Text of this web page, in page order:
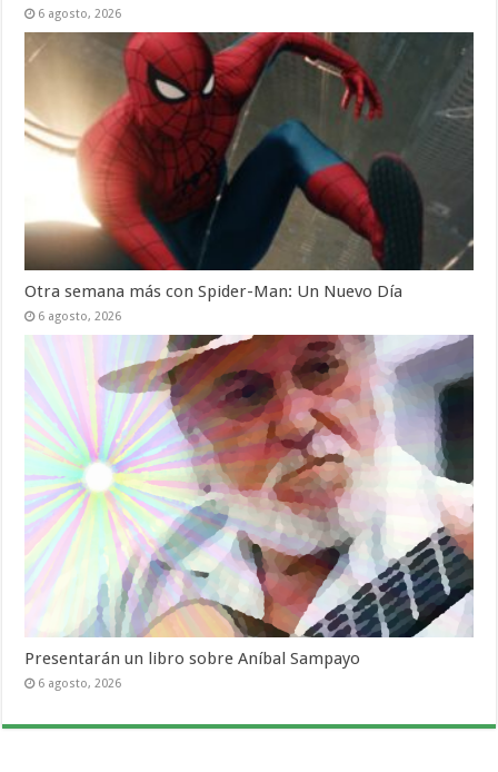
6 agosto, 2026
Otra semana más con Spider-Man: Un Nuevo Día
6 agosto, 2026
Presentarán un libro sobre Aníbal Sampayo
6 agosto, 2026